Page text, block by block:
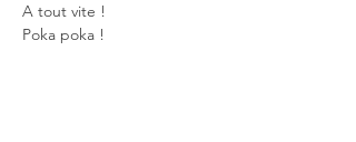
A tout vite !
Poka poka !